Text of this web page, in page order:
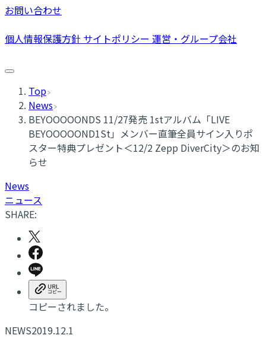
お問い合わせ
個人情報保護方針 サイトポリシー 運営・グループ会社
Top
News
BEYOOOOONDS 11/27発売 1stアルバム「LIVE
BEYOOOOOND1St」メンバー直筆全員サイン入りポ
スター特典プレゼント＜12/2 Zepp DiverCity＞のお知
らせ
News
ニュース
SHARE:
コピーされました。
NEWS2019.12.1